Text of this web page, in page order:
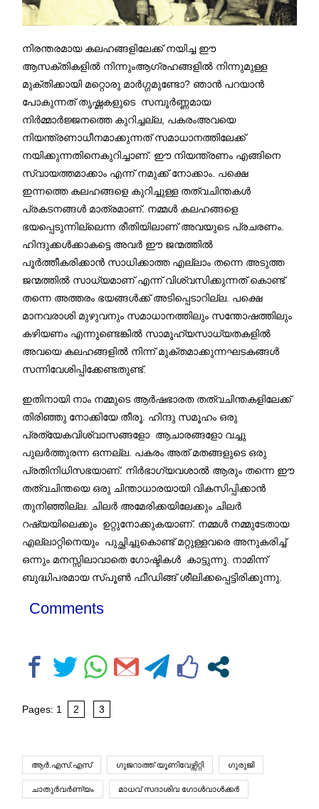
നിരന്തരമായ കലഹങ്ങളിലേക്ക് നയിച്ച ഈ
ആസക്തികളില്‍ നിന്നുംആഗ്രഹങ്ങളില്‍ നിന്നുമുള്ള
മുക്തിക്കായി മറ്റൊരു മാര്‍ഗ്ഗമുണ്ടോ? ഞാന്‍ പറയാന്‍
പോകുന്നത് തൃഷ്ണകളുടെ സമ്പൂര്‍ണ്ണമായ
നിര്‍മ്മാര്‍ജ്ജനത്തെ കുറിച്ചല്ല, പകരംഅവയെ
നിയന്ത്രണാധീനമാക്കുന്നത് സമാധാനത്തിലേക്ക്
നയിക്കുന്നതിനെകുറിച്ചാണ്. ഈ നിയന്ത്രണം എങ്ങിനെ
സ്വായത്തമാക്കാം എന്ന് നമുക്ക് നോക്കാം. പക്ഷെ
ഇന്നത്തെ കലഹങ്ങളെ കുറിച്ചുള്ള തത്വചിന്തകള്‍
പ്രകടനങ്ങള്‍ മാത്രമാണ്. നമ്മള്‍ കലഹങ്ങളെ
ഭയപ്പെടുന്നില്ലെന്ന രീതിയിലാണ് അവയുടെ പ്രചരണം.
ഹിന്ദുക്കള്‍ക്കാകട്ടെ അവര്‍ ഈ ജന്മത്തില്‍
പൂര്‍ത്തീകരിക്കാന്‍ സാധിക്കാത്ത എല്ലാം തന്നെ അടുത്ത
ജന്മത്തില്‍ സാധ്യമാണ് എന്ന് വിശ്വസിക്കുന്നത് കൊണ്ട്
തന്നെ അത്തരം ഭയങ്ങള്‍ക്ക് അടിപ്പെടാറില്ല. പക്ഷെ
മാനവരാശി മുഴുവനും സമാധാനത്തിലും സന്തോഷത്തിലും
കഴിയണം എന്നുണ്ടെങ്കില്‍ സാമൂഹ്യസാധ്യതകളില്‍
അവയെ കലഹങ്ങളില്‍ നിന്ന് മുക്തമാക്കുന്നഘടകങ്ങള്‍
സന്നിവേശിപ്പിക്കേണ്ടതുണ്ട്.
ഇതിനായി നാം നമ്മുടെ ആര്‍ഷ‍ഭാരത തത്വചിന്തകളിലേക്ക്
തിരിഞ്ഞു നോക്കിയേ തീരൂ. ഹിന്ദു സമൂഹം ഒരു
പ്രത്യേകവിശ്വാസങ്ങളോ ആചാരങ്ങളോ വച്ചു
പുലര്‍ത്തുരന്ന ഒന്നല്ല. പകരം അത് മതങ്ങളുടെ ഒരു
പ്രതിനിധിസഭയാണ്. നിര്‍ഭാഗ്യവശാല്‍ ആരും തന്നെ ഈ
തത്വചിന്തയെ ഒരു ചിന്താധാരയായി വികസിപ്പിക്കാന്‍
തുനിഞ്ഞില്ല. ചിലര്‍ അമേരിക്കയിലേക്കും ചിലര്‍
റഷ്യയിലെക്കും ഉറ്റുനോക്കുകയാണ്. നമ്മള്‍ നമ്മുടേതായ
എല്ലാറ്റിനെയും പുച്ഛിച്ചുകൊണ്ട് മറ്റുള്ളവരെ അനുകരിച്ച്
ഒന്നും മനസ്സിലാവാതെ ഗോഷ്ടികള്‍ കാട്ടുന്നു. നാമിന്ന്
ബുദ്ധിപരമായ സ്പൂണ്‍ ഫീഡിങ്ങ് ശീലിക്കപ്പെട്ടിരിക്കുന്നു.
Comments
Pages: 1 2 3
ആര്‍.എസ്.എസ് ഗുജറാത്ത് യൂണിവേഴ്സിറ്റി ഗുരുജി
ചാതുര്‍വര്‍ണ്യം മാധവ് സദാശിവ ഗോള്‍വാള്‍ക്കര്‍